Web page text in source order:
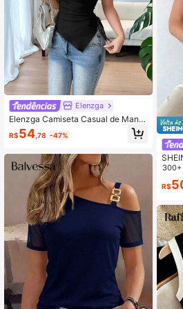
Elenzga
Elenzga Camiseta Casual de Mang
a Curta Ombro de Fora Ajustada, pa
ra Uso Diário, Verão
R$54 ,78 -47%
a
300+
R$